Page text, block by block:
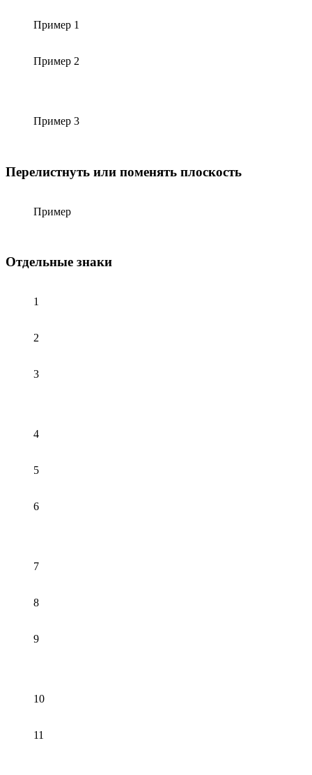
Пример 1
Пример 2
Пример 3
Перелистнуть или поменять плоскость
Пример
Отдельные знаки
1
2
3
4
5
6
7
8
9
10
11